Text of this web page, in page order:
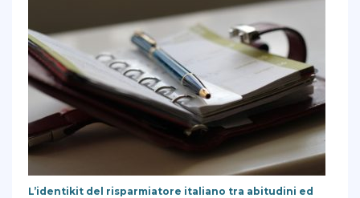
L’identikit del risparmiatore italiano tra abitudini ed